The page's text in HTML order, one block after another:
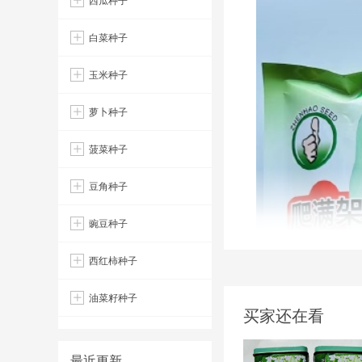
白菜种子
玉米种子
萝卜种子
菠菜种子
豆角种子
豌豆种子
西红柿种子
油菜籽种子
买家还在看